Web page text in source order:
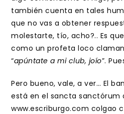
también cuenta en tales
que no vas a obtener
molestarte, tío, acho?.. Es
como un profeta loco
“apúntate a mi club, joío”.
Pero bueno, vale, a ver… El
está en el sancta sanctórum
www.escriburgo.com colgao